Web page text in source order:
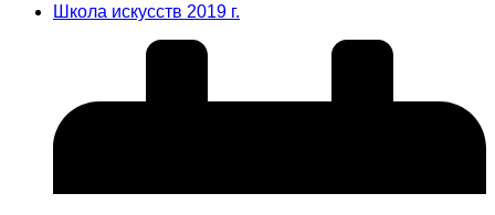
Школа искусств 2019 г.